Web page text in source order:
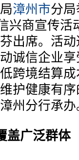
漳州市分
兴商宣传活
出席。活
诚信企业
跨境结算
护健康有
州分行承办
盖广泛群体